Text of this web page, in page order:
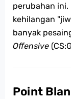
perubahan ini.
kehilangan
banyak
Offensive
Point